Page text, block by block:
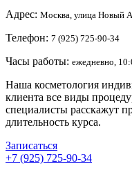
Адрес: Москва, улица Новый
Телефон: 7 (925) 725-90-34
Часы работы: ежедневно,
Наша косметология
клиента все виды
специалисты расскажут
длительность курса.
Записаться
+7 (925) 725-90-34